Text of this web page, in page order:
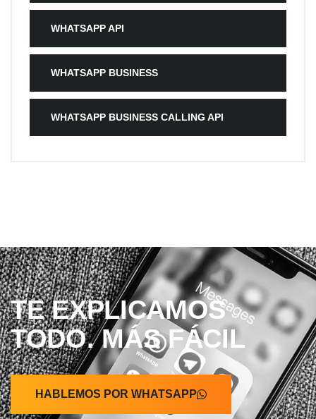
WHATSAPP API
WHATSAPP BUSINESS
WHATSAPP BUSINESS CALLING API
TE EXPLICAMOS
TODO. MÁS FÁCIL
HABLEMOS POR WHATSAPP